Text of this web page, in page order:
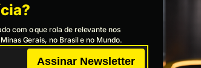
com o que rola de relevante nos
Gerais, no Brasil e no Mundo.
Assinar Newsletter